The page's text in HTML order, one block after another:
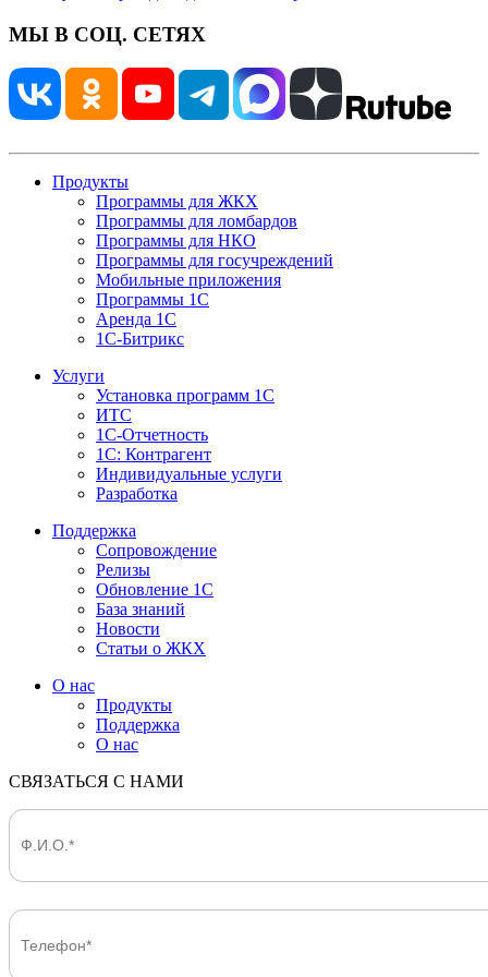
МЫ В СОЦ. СЕТЯХ
Продукты
Программы для ЖКХ
Программы для ломбардов
Программы для НКО
Программы для госучреждений
Мобильные приложения
Программы 1С
Аренда 1С
1С-Битрикс
Услуги
Установка программ 1С
ИТС
1С-Отчетность
1С: Контрагент
Индивидуальные услуги
Разработка
Поддержка
Сопровождение
Релизы
Обновление 1С
База знаний
Новости
Статьи о ЖКХ
О нас
Продукты
Поддержка
О нас
СВЯЗАТЬСЯ С НАМИ